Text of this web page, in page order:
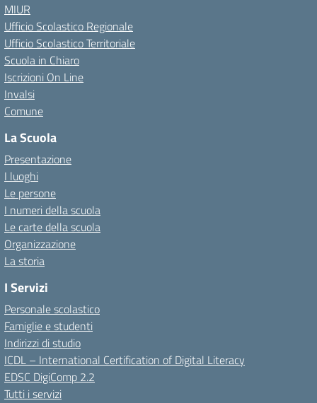
MIUR
Ufficio Scolastico Regionale
Ufficio Scolastico Territoriale
Scuola in Chiaro
Iscrizioni On Line
Invalsi
Comune
La Scuola
Presentazione
I luoghi
Le persone
I numeri della scuola
Le carte della scuola
Organizzazione
La storia
I Servizi
Personale scolastico
Famiglie e studenti
Indirizzi di studio
ICDL – International Certification of Digital Literacy
EDSC DigiComp 2.2
Tutti i servizi